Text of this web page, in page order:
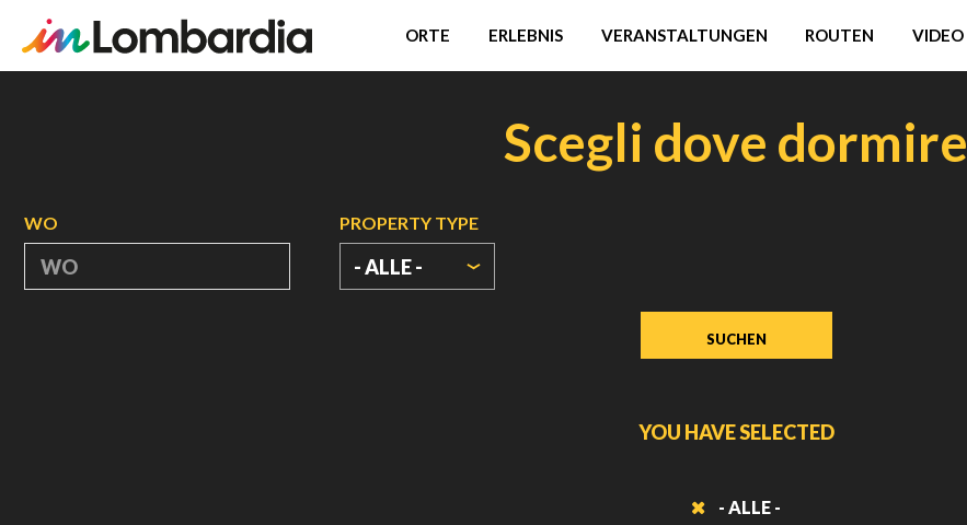
ORTE ERLEBNIS VERANSTALTUNGEN ROUTEN VIDEO
Scegli dove dormire
WO PROPERTY TYPE
- ALLE -
YOU HAVE SELECTED
- ALLE -